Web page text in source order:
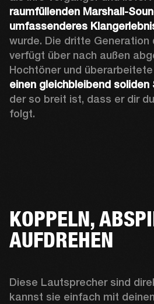
raumfüllenden Marshall-
umfassenderes
wurde. Die dritte Generation
verfügt über nach außen
einen gleichbleibend soliden
der so breit ist, dass er dir
folgt.
KOPPELN,
AUFDREHEN
Diese Lautsprecher sind
kannst sie einfach mit